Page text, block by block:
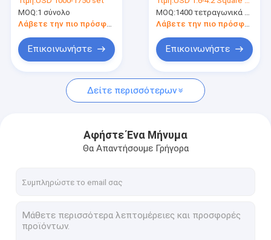
Ύφασμα Geotech
Ύφασμα Γεωμεμβράνη
σύνθετη γεωμεμβράνη
Μη υφανθε'ν Γεωυφάσματα ύφασμα
Έλεγχος Geomat διάβρωσης
Hdpe Geocell
Σκάφη της γραμμής αργίλου Γεωσυνθετική
MOQ:1 σύνολο
Λάβετε την πιο πρόσφατη τιμή
Επικοινωνήστε
MOQ:1400 τετραγωνικά μέτρα
Λάβετε την πιο πρόσφατη τιμή
Επικοινωνήστε
Δείτε περισσότερων
Αφήστε Ένα Μήνυμα
Θα Απαντήσουμε Γρήγορα